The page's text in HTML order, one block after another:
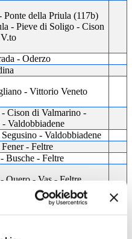
Ponte della Priula (117b)
- Pieve di Soligo - Cison
- Oderzo
- Vittorio Veneto
Cison di Valmarino -
Valdobbiadene
- Valdobbiadene
- Feltre
Busche - Feltre
Quero - Vas - Feltre